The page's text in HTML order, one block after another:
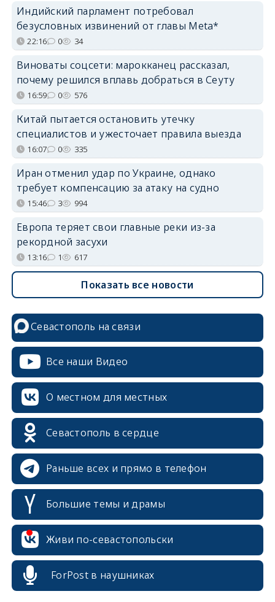
Индийский парламент потребовал
безусловных извинений от главы Meta*
22:16 0 34
Виноваты соцсети: марокканец рассказал,
почему решился вплавь добраться в Сеуту
16:59 0 576
Китай пытается остановить утечку
специалистов и ужесточает правила выезда
16:07 0 335
Иран отменил удар по Украине, однако
требует компенсацию за атаку на судно
15:46 3 994
Европа теряет свои главные реки из-за
рекордной засухи
13:16 1 617
Показать все новости
Севастополь на связи
Все наши Видео
О местном для местных
Севастополь в сердце
Раньше всех и прямо в телефон
Большие темы и драмы
Живи по-севастопольски
ForPost в наушниках
erid: 2SDnjcrDNw6